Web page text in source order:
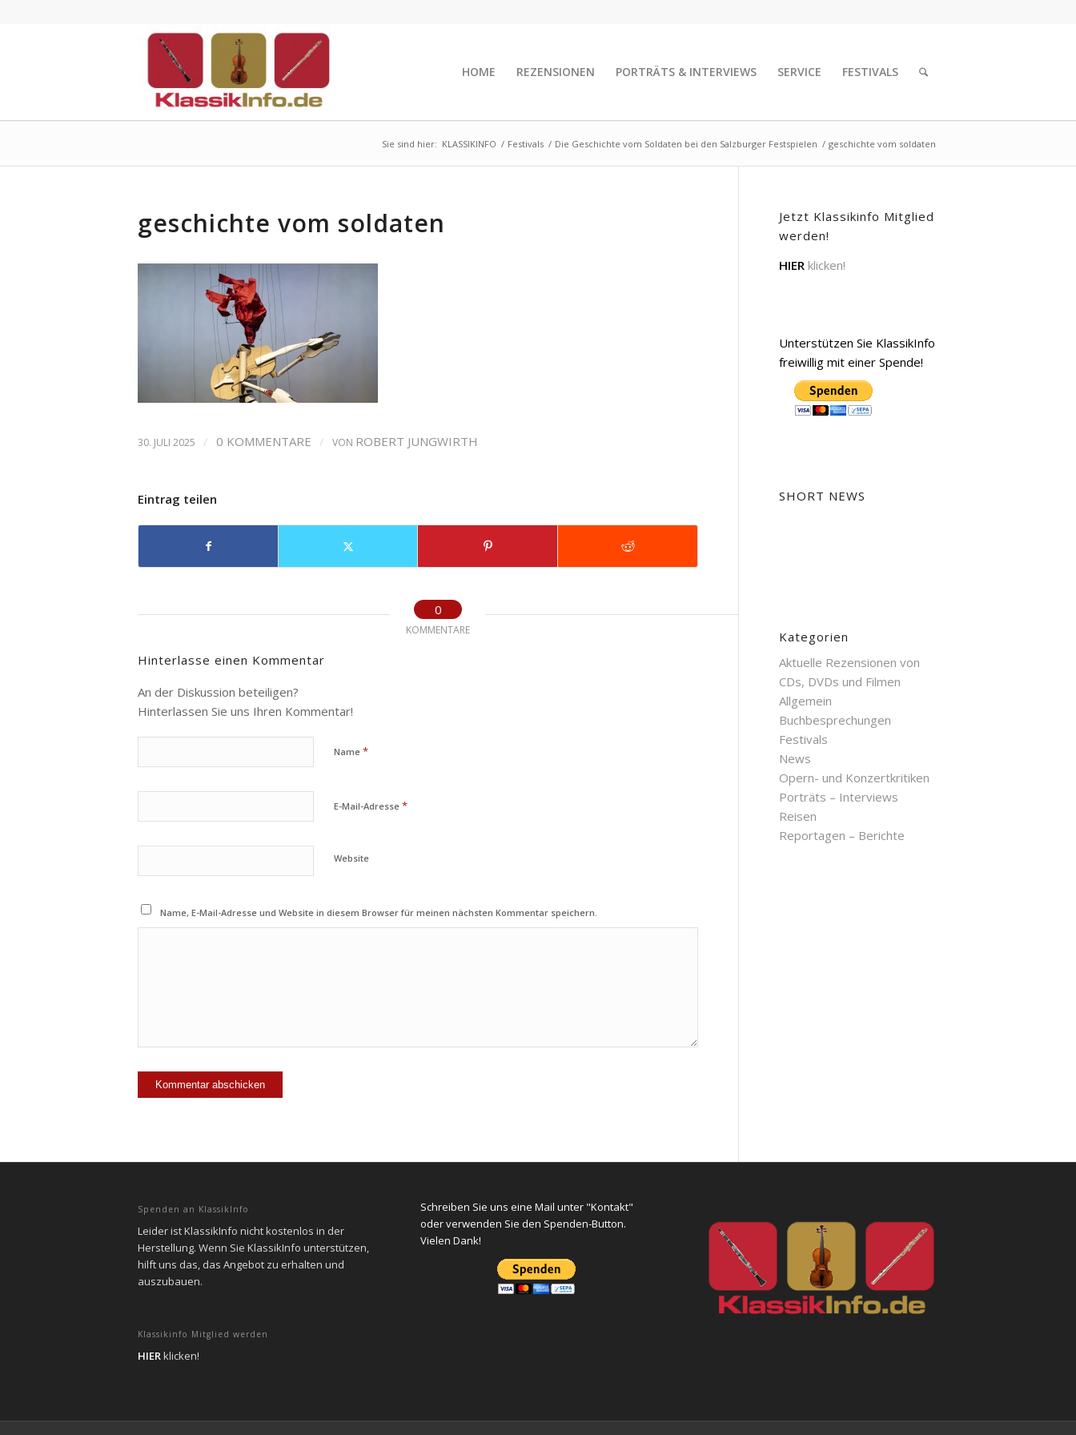
HOME REZENSIONEN PORTRÄTS & INTERVIEWS SERVICE FESTIVALS
Sie sind hier: KLASSIKINFO / Festivals / Die Geschichte vom Soldaten bei den Salzburger Festspielen / geschichte vom soldaten
geschichte vom soldaten
30. JULI 2025 / 0 KOMMENTARE / VON ROBERT JUNGWIRTH
Eintrag teilen
0
KOMMENTARE
Hinterlasse einen Kommentar
An der Diskussion beteiligen?
Hinterlassen Sie uns Ihren Kommentar!
Name *
E-Mail-Adresse *
Website
Name, E-Mail-Adresse und Website in diesem Browser für meinen nächsten Kommentar speichern.
Jetzt Klassikinfo Mitglied
werden!
HIER klicken!
Unterstützen Sie KlassikInfo
freiwillig mit einer Spende!
SHORT NEWS
Kategorien
Aktuelle Rezensionen von
CDs, DVDs und Filmen
Allgemein
Buchbesprechungen
Festivals
News
Opern- und Konzertkritiken
Porträts – Interviews
Reisen
Reportagen – Berichte
Spenden an KlassikInfo
Leider ist KlassikInfo nicht kostenlos in der
Herstellung. Wenn Sie KlassikInfo unterstützen,
hilft uns das, das Angebot zu erhalten und
auszubauen.
Klassikinfo Mitglied werden
HIERklicken!
Schreiben Sie uns eine Mail unter "Kontakt"
oder verwenden Sie den Spenden-Button.
Vielen Dank!